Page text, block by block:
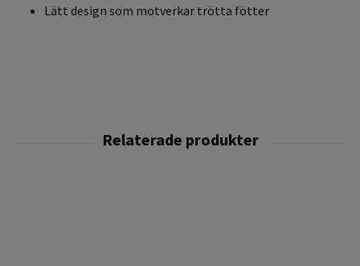
Lätt design som motverkar trötta fötter